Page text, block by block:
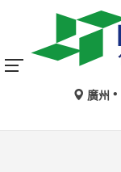
廣州